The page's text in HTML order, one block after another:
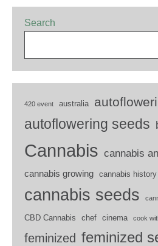
Search
420 event australia
autoflowering seeds
Cannabis cannabis
cannabis growing cannabis history
cannabis seeds
CBD Cannabis chef cinema cook
feminized feminized